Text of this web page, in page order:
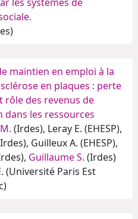
maintien en emploi à la
en plaques : perte
rôle des revenus de
les ressources
(Irdes), Leray E. (EHESP),
Guilleux A. (EHESP),
Guillaume S. (Irdes)
(Université Paris Est